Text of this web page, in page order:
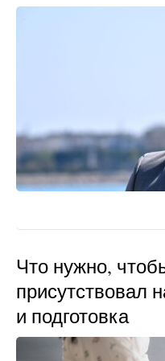
Что нужно,
присутствовал
и подготовка